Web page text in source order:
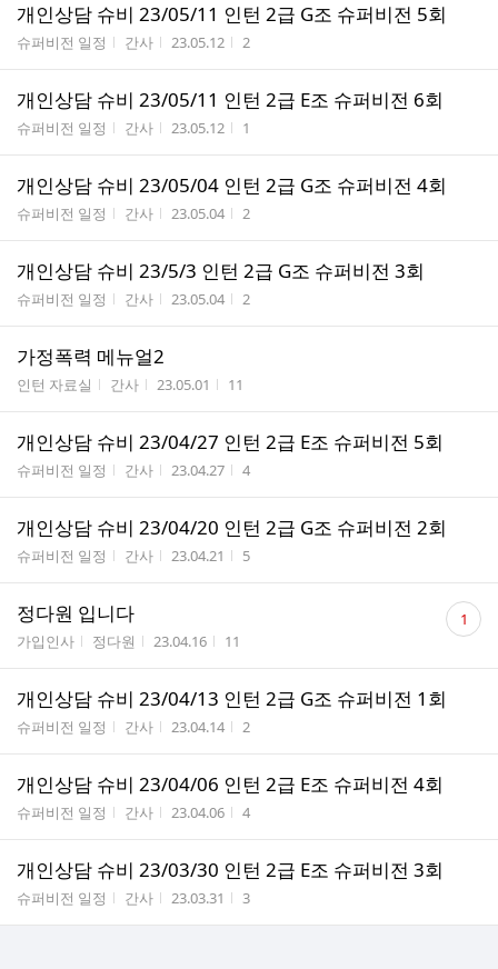
개인상담 슈비 23/05/11 인턴 2급 G조 슈퍼비전 5회
게시판명
슈퍼비전 일정 작성자
간사 작성시간
23.05.12 조회수
2
개인상담 슈비 23/05/11 인턴 2급 E조 슈퍼비전 6회
게시판명
슈퍼비전 일정 작성자
간사 작성시간
23.05.12 조회수
1
개인상담 슈비 23/05/04 인턴 2급 G조 슈퍼비전 4회
게시판명
슈퍼비전 일정 작성자
간사 작성시간
23.05.04 조회수
2
개인상담 슈비 23/5/3 인턴 2급 G조 슈퍼비전 3회
게시판명
슈퍼비전 일정 작성자
간사 작성시간
23.05.04 조회수
2
가정폭력 메뉴얼2
게시판명
인턴 자료실 작성자
간사 작성시간
23.05.01 조회수
11
개인상담 슈비 23/04/27 인턴 2급 E조 슈퍼비전 5회
게시판명
슈퍼비전 일정 작성자
간사 작성시간
23.04.27 조회수
4
개인상담 슈비 23/04/20 인턴 2급 G조 슈퍼비전 2회
게시판명
슈퍼비전 일정 작성자
간사 작성시간
23.04.21 조회수
5
정다원 입니다
게시판명
가입인사 작성자
정다원 작성시간
23.04.16 조회수
11
댓
글 1
개인상담 슈비 23/04/13 인턴 2급 G조 슈퍼비전 1회
게시판명
슈퍼비전 일정 작성자
간사 작성시간
23.04.14 조회수
2
개인상담 슈비 23/04/06 인턴 2급 E조 슈퍼비전 4회
게시판명
슈퍼비전 일정 작성자
간사 작성시간
23.04.06 조회수
4
개인상담 슈비 23/03/30 인턴 2급 E조 슈퍼비전 3회
게시판명
슈퍼비전 일정 작성자
간사 작성시간
23.03.31 조회수
3